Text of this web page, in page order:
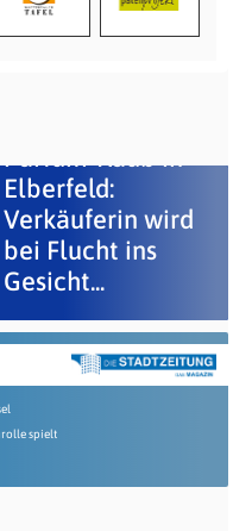
Parfüm-Raub in
Elberfeld:
Verkäuferin wird
bei Flucht ins
Gesicht...
spielt